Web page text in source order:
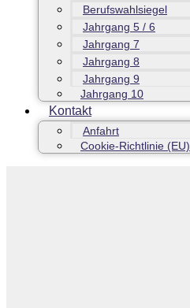
Berufswahlsiegel
Jahrgang 5 / 6
Jahrgang 7
Jahrgang 8
Jahrgang 9
Jahrgang 10
Kontakt
Anfahrt
Cookie-Richtlinie (EU)